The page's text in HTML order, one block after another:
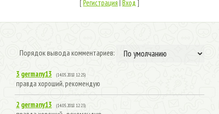
[Регистрация | Вход ]
Порядок вывода комментариев:
3 germany13 (14.05.2018 12:25)
правда хороший, рекомендую
2 germany13 (14.05.2018 12:23)